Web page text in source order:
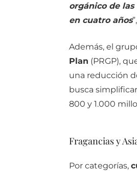
orgánico de
en cuatro años
Además, el
Plan (PRGP),
una reducción
busca
800 y 1.000
Fragancias y
Por categorías,